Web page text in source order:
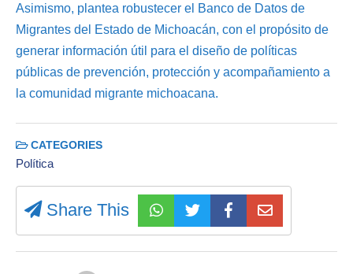
Asimismo, plantea robustecer el Banco de Datos de
Migrantes del Estado de Michoacán, con el propósito de
generar información útil para el diseño de políticas
públicas de prevención, protección y acompañamiento a
la comunidad migrante michoacana.
CATEGORIES
Política
Share This